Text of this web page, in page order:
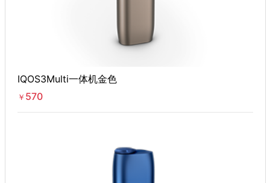
IQOS3Multi一体机金色
￥ 570